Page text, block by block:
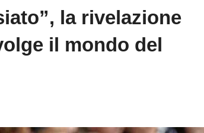
la rivelazione
il mondo del